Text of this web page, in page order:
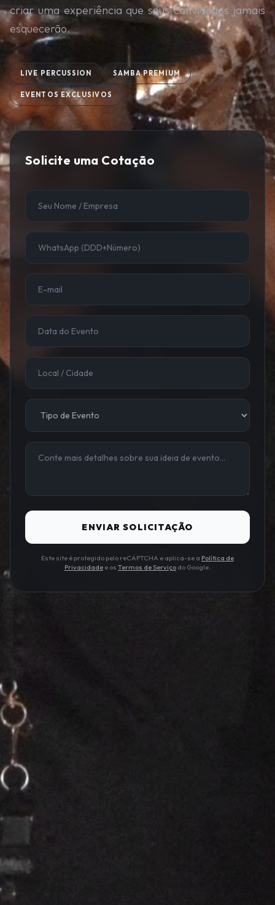
criar uma experiência que seus convidados jamais
esquecerão.
LIVE PERCUSSION SAMBA PREMIUM
EVENTOS EXCLUSIVOS
Solicite uma Cotação
ENVIAR SOLICITAÇÃO
Este site é protegido pelo reCAPTCHA e aplica-se a Política de
Privacidade e os Termos de Serviço do Google.